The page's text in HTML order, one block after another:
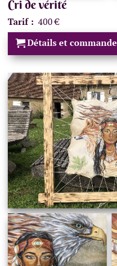
Cri de vérité
Tarif : 400 €
Détails et commande